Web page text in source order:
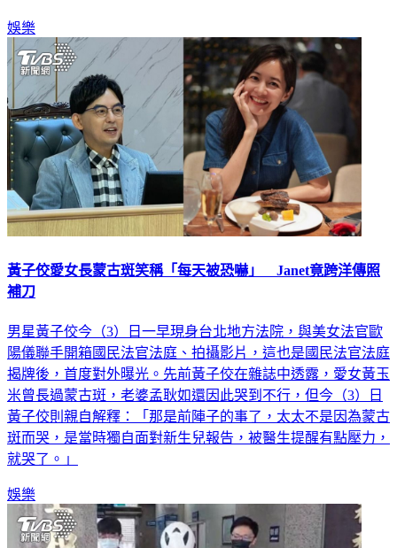
娛樂
黃子佼愛女長蒙古斑笑稱「每天被恐嚇」 Janet竟跨洋傳照
補刀
男星黃子佼今（3）日一早現身台北地方法院，與美女法官歐
陽儀聯手開箱國民法官法庭、拍攝影片，這也是國民法官法庭
揭牌後，首度對外曝光。先前黃子佼在雜誌中透露，愛女黃玉
米曾長過蒙古斑，老婆孟耿如還因此哭到不行，但今（3）日
黃子佼則親自解釋：「那是前陣子的事了，太太不是因為蒙古
斑而哭，是當時獨自面對新生兒報告，被醫生提醒有點壓力，
就哭了。」
娛樂